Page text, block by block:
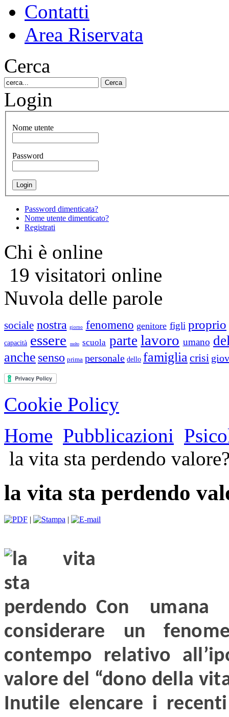
Contatti
Area Riservata
Cerca
Login
Nome utente
Password
Password dimenticata?
Nome utente dimenticato?
Registrati
Chi è online
19 visitatori online
Nuvola delle parole
sociale nostra giorno fenomeno genitore figli proprio
capacità essere molto scuola parte lavoro umano
anche senso prima personale dello famiglia crisi
Cookie Policy
Home Pubblicazioni
la vita sta perdendo
la vita sta perdendo
| |
Con umana
considerare un
contempo relativo
valore del “dono della
Inutile elencare i